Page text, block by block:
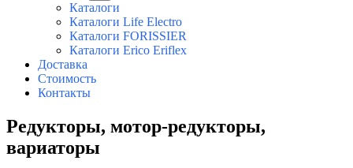
Каталоги
Каталоги Life Electro
Каталоги FORISSIER
Каталоги Erico Eriflex
Доставка
Стоимость
Контакты
Редукторы, мотор-редукторы,
вариаторы